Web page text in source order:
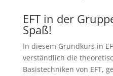
EFT in der
Spaß!
In diesem Grundkurs in
verständlich die
Basistechniken von EFT,